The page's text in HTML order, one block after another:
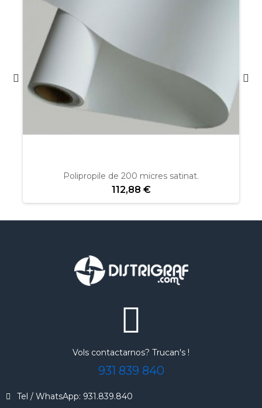
Polipropile de 200 micres satinat.
112,88 €
Vols contactarnos? Trucan's !
931 839 840
Tel / WhatsApp: 931.839.840